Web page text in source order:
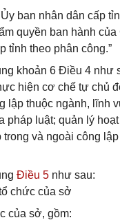
ban nhân dân cấp
quyền ban hành của
tỉnh theo phân công.”
khoản 6 Điều 4 như
hiện cơ chế tự chủ
lập thuộc ngành, lĩnh
pháp luật; quản lý
và ngoài công
Điều 5 như sau:
chức của sở
của sở, gồm: